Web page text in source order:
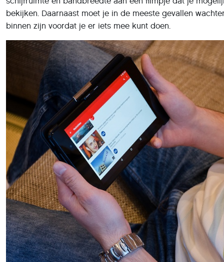
De naam streamen behoeft eigenlijk weinig uitleg: er
van informatie die door jouw toestel wordt verwerkt. Bij
eigenlijk de inhoud van een bestand op dat ergens op
content wordt dan opgesplitst in een boel kleine
door ons toestel worden ontvangen en meteen verwerkt.